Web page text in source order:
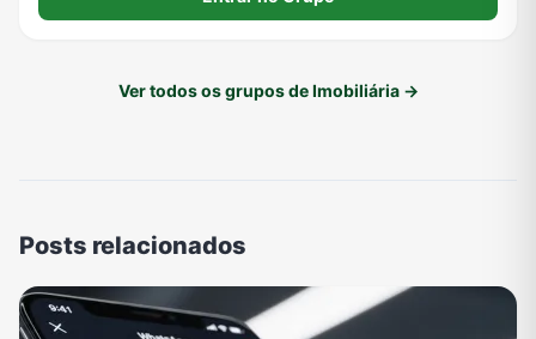
Ver todos os grupos de Imobiliária →
Posts relacionados